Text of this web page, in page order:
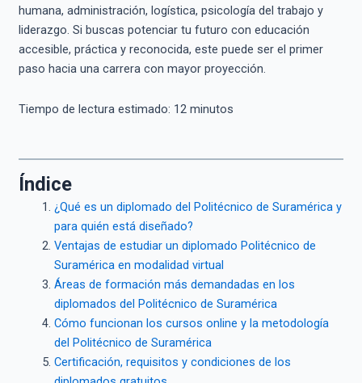
humana, administración, logística, psicología del trabajo y
liderazgo. Si buscas potenciar tu futuro con educación
accesible, práctica y reconocida, este puede ser el primer
paso hacia una carrera con mayor proyección.
Tiempo de lectura estimado: 12minutos
Índice
¿Qué es un diplomado del Politécnico de Suramérica y
para quién está diseñado?
Ventajas de estudiar un diplomado Politécnico de
Suramérica en modalidad virtual
Áreas de formación más demandadas en los
diplomados del Politécnico de Suramérica
Cómo funcionan los cursos online y la metodología
del Politécnico de Suramérica
Certificación, requisitos y condiciones de los